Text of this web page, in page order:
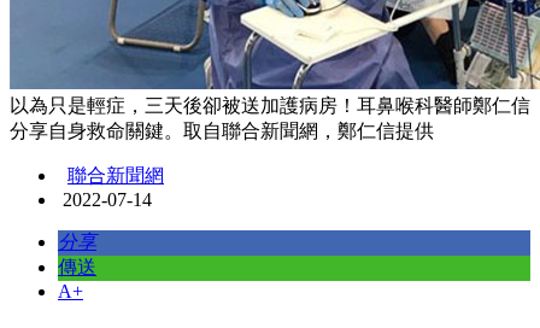
以為只是輕症，三天後卻被送加護病房！耳鼻喉科醫師鄭仁信
分享自身救命關鍵。取自聯合新聞網，鄭仁信提供
聯合新聞網
2022-07-14
分享
傳送
A+